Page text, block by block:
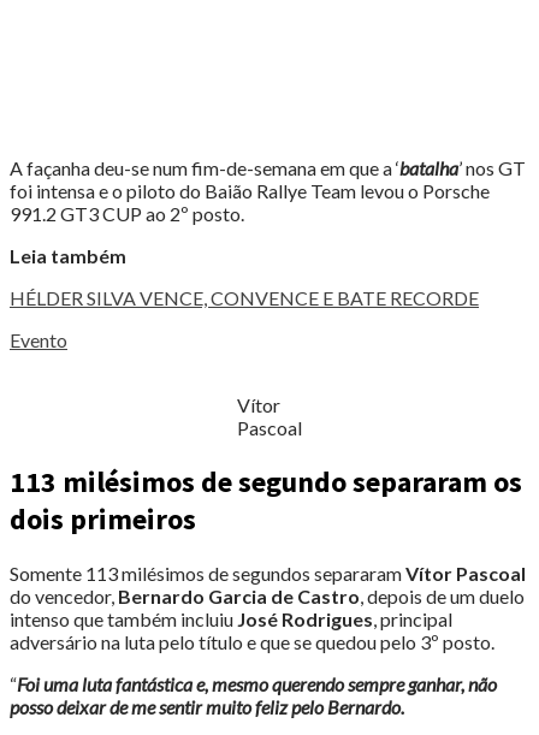
A façanha deu-se num fim-de-semana em que a ‘batalha’ nos GT
foi intensa e o piloto do Baião Rallye Team levou o Porsche
991.2 GT3 CUP ao 2º posto.
Leia também
HÉLDER SILVA VENCE, CONVENCE E BATE RECORDE
Evento
Vítor
Pascoal
113 milésimos de segundo separaram os
dois primeiros
Somente 113 milésimos de segundos separaramVítor Pascoal
do vencedor, Bernardo Garcia de Castro, depois de um duelo
intenso que também incluiu José Rodrigues, principal
adversário na luta pelo título e que se quedou pelo 3º posto.
“Foi uma luta fantástica e, mesmo querendo sempre ganhar, não
posso deixar de me sentir muito feliz pelo Bernardo.